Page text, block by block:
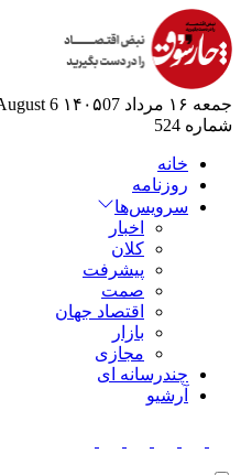
جمعه ۱۶ مرداد ۱۴۰۵ 07 2026August 6 شعبان 2026
شماره 524
خانه
روزنامه
سرویس‌ها
اخبار
کلان
پیشرفت
صمت
اقتصاد جهان
بازار
مجازی
چندرسانه ای
آرشیو